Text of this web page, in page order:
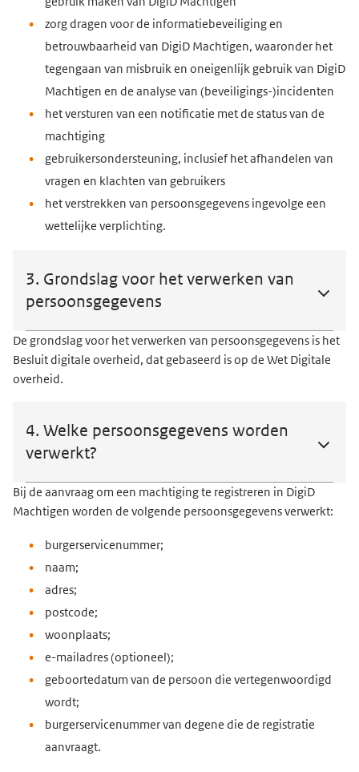
zorg dragen voor de informatiebeveiliging en
betrouwbaarheid van DigiD Machtigen, waaronder het
tegengaan van misbruik en oneigenlijk gebruik van DigiD
Machtigen en de analyse van (beveiligings-)incidenten
het versturen van een notificatie met de status van de
machtiging
gebruikersondersteuning, inclusief het afhandelen van
vragen en klachten van gebruikers
het verstrekken van persoonsgegevens ingevolge een
wettelijke verplichting.
3. Grondslag voor het verwerken van
persoonsgegevens
De grondslag voor het verwerken van persoonsgegevens is het
Besluit digitale overheid, dat gebaseerd is op de Wet Digitale
overheid.
4. Welke persoonsgegevens worden
verwerkt?
Bij de aanvraag om een machtiging te registreren in DigiD
Machtigen worden de volgende persoonsgegevens verwerkt:
burgerservicenummer;
naam;
adres;
postcode;
woonplaats;
e-mailadres (optioneel);
geboortedatum van de persoon die vertegenwoordigd
wordt;
burgerservicenummer van degene die de registratie
aanvraagt.